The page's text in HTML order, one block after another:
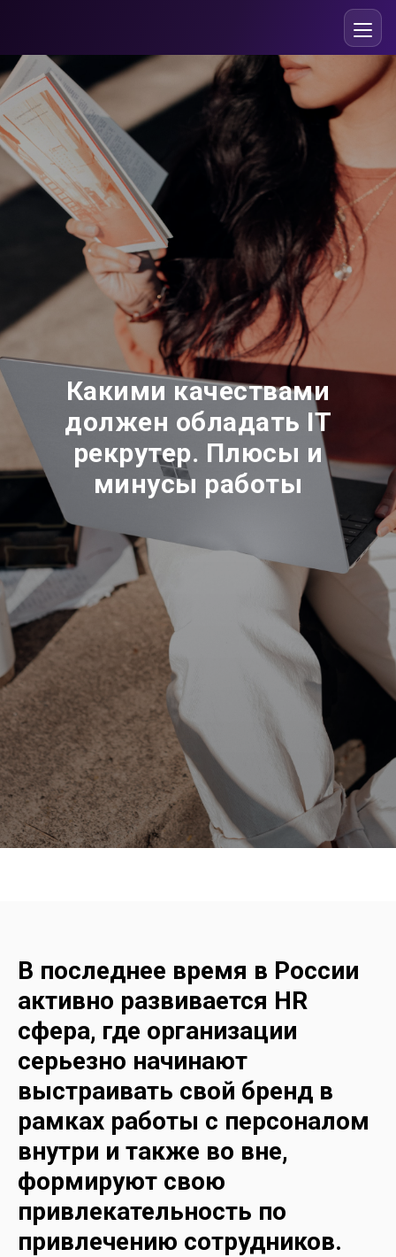
Какими качествами
должен обладать IT
рекрутер. Плюсы и
минусы работы
В последнее время в России
активно развивается HR
сфера, где организации
серьезно начинают
выстраивать свой бренд в
рамках работы с персоналом
внутри и также во вне,
формируют свою
привлекательность по
привлечению сотрудников.